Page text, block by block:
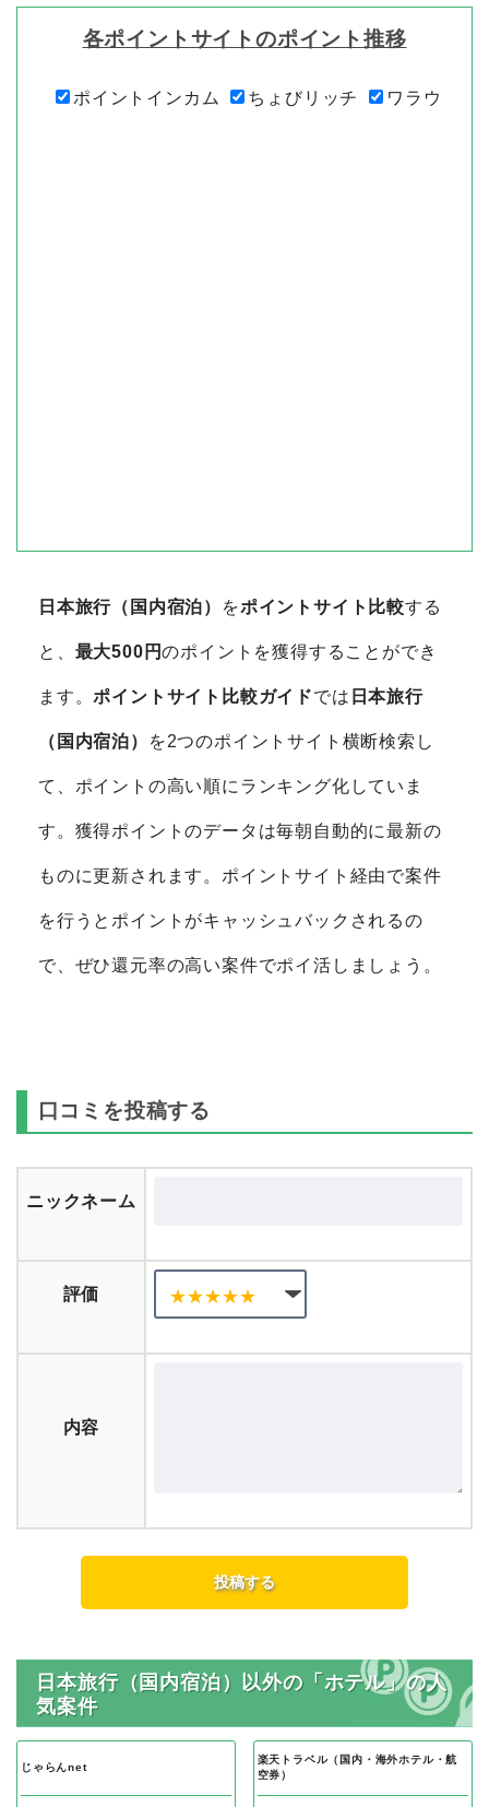
各ポイントサイトのポイント推移
ポイントインカム ちょびリッチ ワラウ
日本旅行（国内宿泊） をポイントサイト比較する
と、 最大500円のポイントを獲得することができ
ます。ポイントサイト比較ガイドでは 日本旅行
（国内宿泊） を2つのポイントサイト横断検索し
て、ポイントの高い順にランキング化していま
す。獲得ポイントのデータは毎朝自動的に最新の
ものに更新されます。ポイントサイト経由で案件
を行うとポイントがキャッシュバックされるの
で、ぜひ還元率の高い案件でポイ活しましょう。
口コミを投稿する
ニックネーム
評価
内容
日本旅行（国内宿泊）以外の「ホテル」の人
気案件
じゃらんnet
楽天トラベル（国内・海外ホテル・航
空券）